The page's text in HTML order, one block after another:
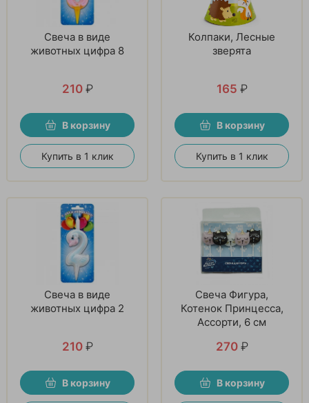
Свеча в виде
животных цифра 8
210 ₽
В корзину
Купить в 1 клик
Колпаки, Лесные
зверята
165 ₽
В корзину
Купить в 1 клик
Свеча в виде
животных цифра 2
210 ₽
В корзину
Свеча Фигура,
Котенок Принцесса,
Ассорти, 6 см
270 ₽
В корзину